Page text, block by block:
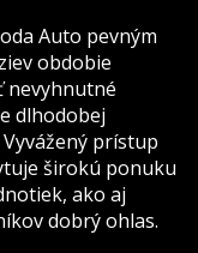
Auto pevným
obdobie
nevyhnutné
dlhodobej
prístup
širokú ponuku
ako aj
dobrý ohlas.